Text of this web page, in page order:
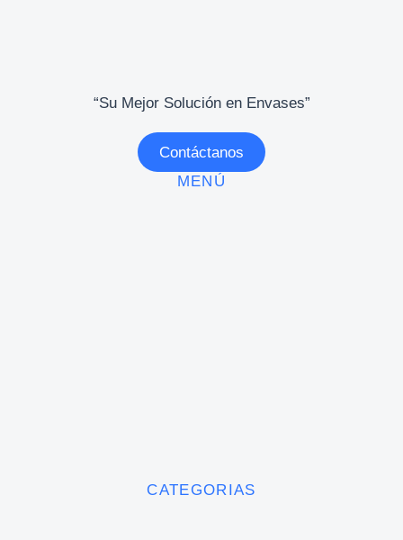
“Su Mejor Solución en Envases”
Contáctanos
MENÚ
CATEGORIAS